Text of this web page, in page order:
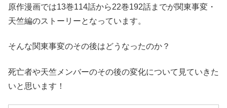
原作漫画では13巻114話から22巻192話までが関東事変・
天竺編のストーリーとなっています。
そんな関東事変のその後はどうなったのか？
死亡者や天竺メンバーのその後の変化について見ていきた
いと思います！